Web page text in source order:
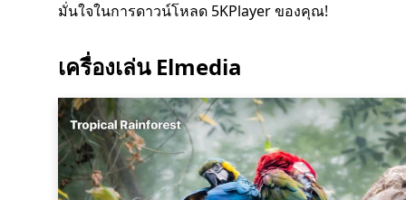
มั่นใจในการดาวน์โหลด 5KPlayer ของคุณ!
เครื่องเล่น Elmedia